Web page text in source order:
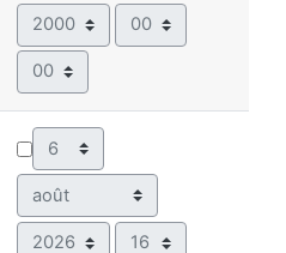
Année Heure
Minute
Jour
Année Heure